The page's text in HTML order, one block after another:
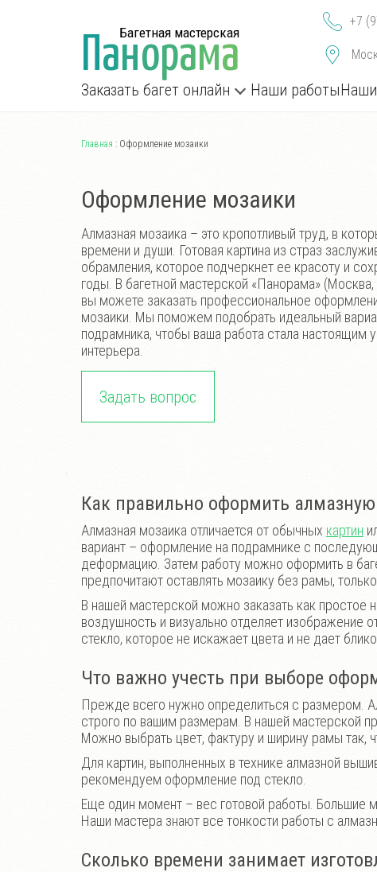
Багетная мастерская
Панорама
+7
Заказать багет онлайн Наши работыНаши
Главная : Оформление мозаики
Оформление мозаики
Алмазная мозаика – это кропотливый труд, в
времени и души. Готовая картина из страз
обрамления, которое подчеркнет ее красоту и
годы. В багетной мастерской «Панорама»
вы можете заказать профессиональное
мозаики. Мы поможем подобрать идеальный
подрамника, чтобы ваша работа стала настоящим
интерьера.
Задать вопрос
Как правильно оформить
Алмазная мозаика отличается от обычных картин
вариант – оформление на подрамнике с
деформацию. Затем работу можно оформить в
предпочитают оставлять мозаику без рамы,
В нашей мастерской можно заказать как простое
воздушность и визуально отделяет изображение
стекло, которое не искажает цвета и не дает
Что важно учесть при выборе
Прежде всего нужно определиться с размером.
строго по вашим размерам. В нашей мастерской
Можно выбрать цвет, фактуру и ширину рамы так,
Для картин, выполненных в технике алмазной
рекомендуем оформление под стекло.
Еще один момент – вес готовой работы. Большие
Наши мастера знают все тонкости работы с
Сколько времени занимает